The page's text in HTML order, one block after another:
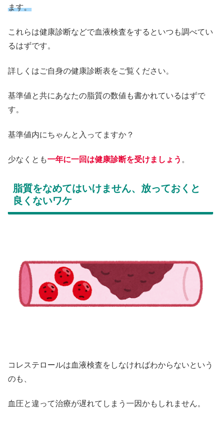
ます。
これらは健康診断などで血液検査をするといつも調べてい
るはずです。
詳しくはご自身の健康診断表をご覧ください。
基準値と共にあなたの脂質の数値も書かれているはずで
す。
基準値内にちゃんと入ってますか？
少なくとも一年に一回は健康診断を受けましょう 。
脂質をなめてはいけません、放っておくと
良くないワケ
コレステロールは血液検査をしなければわからないという
のも、
血圧と違って治療が遅れてしまう一因かもしれません。